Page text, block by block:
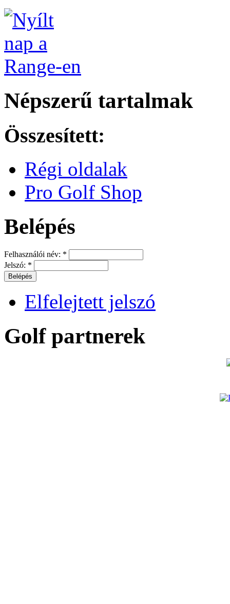
Népszerű tartalmak
Összesített:
Régi oldalak
Pro Golf Shop
Belépés
Felhasználói név: *
Jelszó: *
Elfelejtett jelszó
Golf partnerek